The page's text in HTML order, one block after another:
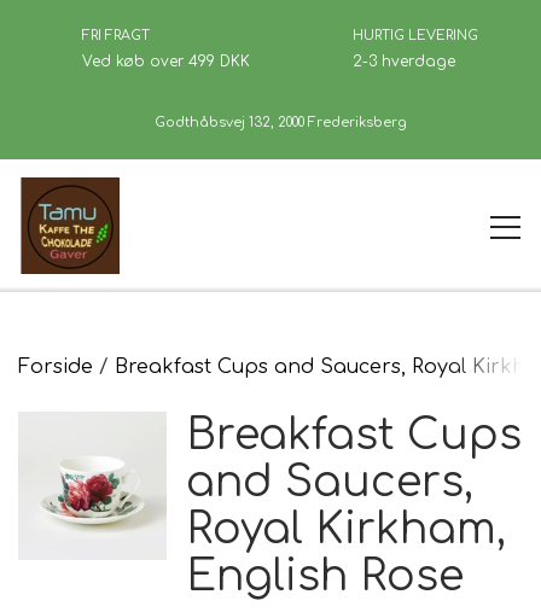
FRI FRAGT
Ved køb over 499 DKK
HURTIG LEVERING
2-3 hverdage
Godthåbsvej 132, 2000 Frederiksberg
Forside
Kaffe
Se Butikken
Brand
Forside Breakfast Cups and Saucers, Royal
Breakfast Cups
and Saucers,
Royal Kirkham,
English Rose